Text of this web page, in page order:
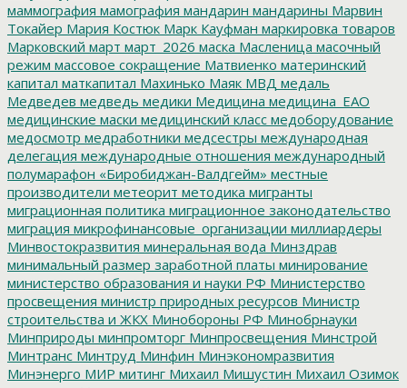
маммография мамография мандарин мандарины Марвин
Токайер Мария Костюк Марк Кауфман маркировка товаров
Марковский март март_2026 маска Масленица масочный
режим массовое сокращение Матвиенко материнский
капитал маткапитал Махинько Маяк МВД медаль
Медведев медведь медики Медицина медицина_ЕАО
медицинские маски медицинский класс медоборудование
медосмотр медработники медсестры международная
делегация международные отношения международный
полумарафон «Биробиджан-Валдгейм» местные
производители метеорит методика мигранты
миграционная политика миграционное законодательство
миграция микрофинансовые_организации миллиардеры
Минвостокразвития минеральная вода Минздрав
минимальный размер заработной платы минирование
министерство образования и науки РФ Министерство
просвещения министр природных ресурсов Министр
строительства и ЖКХ Минобороны РФ Минобрнауки
Минприроды минпромторг Минпросвещения Минстрой
Минтранс Минтруд Минфин Минэкономразвития
Минэнерго МИР митинг Михаил Мишустин Михаил Озимок